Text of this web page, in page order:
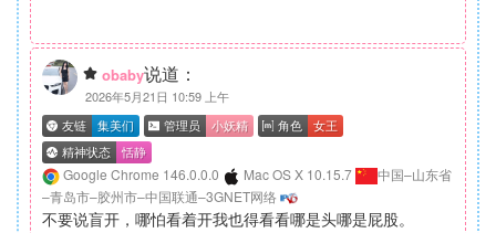
obaby说道：
2026年5月21日 10:59 上午
Google Chrome 146.0.0.0 Mac OS X 10.15.7
中国–山东省
–青岛市–胶州市–中国联通–3GNET网络
不要说盲开，哪怕看着开我也得看看哪是头哪是屁股。